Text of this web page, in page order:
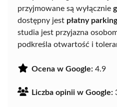
przyjmowane są wyłącznie
dostępny jest płatny parking
studia jest przyjazna
podkreśla otwartość i
Ocena w Google: 4.9
Liczba opinii w Google: